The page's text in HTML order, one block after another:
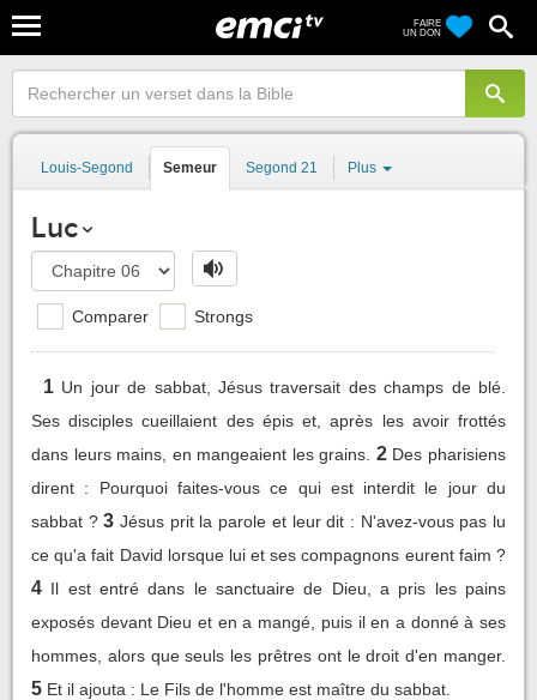
FAIRE
UN DON
Louis-Segond Semeur Segond 21 Plus
Luc
Comparer Strongs
1 Un jour de sabbat, Jésus traversait des champs de blé.
Ses disciples cueillaient des épis et, après les avoir frottés
dans leurs mains, en mangeaient les grains. 2 Des pharisiens
dirent : Pourquoi faites-vous ce qui est interdit le jour du
sabbat ? 3 Jésus prit la parole et leur dit : N'avez-vous pas lu
ce qu'a fait David lorsque lui et ses compagnons eurent faim ?
4 Il est entré dans le sanctuaire de Dieu, a pris les pains
exposés devant Dieu et en a mangé, puis il en a donné à ses
hommes, alors que seuls les prêtres ont le droit d'en manger.
5 Et il ajouta : Le Fils de l'homme est maître du sabbat.